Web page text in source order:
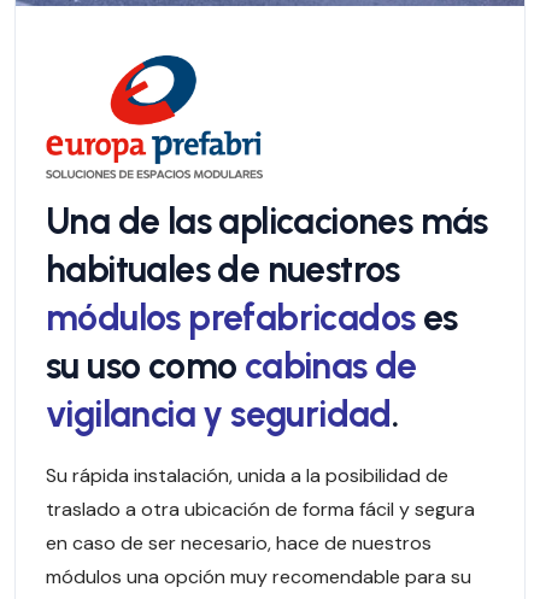
Una de las aplicaciones más
habituales de nuestros
módulos prefabricadoses
su uso como cabinas de
vigilancia y seguridad.
Su rápida instalación, unida a la posibilidad de
traslado a otra ubicación de forma fácil y segura
en caso de ser necesario, hace de nuestros
módulos una opción muy recomendable para su